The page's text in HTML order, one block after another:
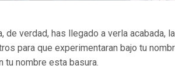
de verdad, has llegado a verla acabada,
para que experimentaran bajo tu
tu nombre esta basura.